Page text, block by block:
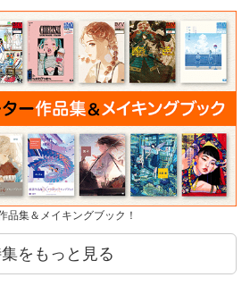
品集＆メイキングブック！
をもっと見る